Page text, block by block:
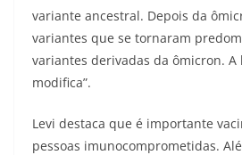
variante ancestral. Depois da
variantes que se tornaram
variantes derivadas da ômicron.
modifica”.
Levi destaca que é importante
pessoas imunocomprometidas.